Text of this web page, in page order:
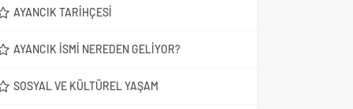
AYANCIK TARIHÇESI
AYANCIK İSMI NEREDEN GELIYOR?
SOSYAL VE KÜLTÜREL YAŞAM